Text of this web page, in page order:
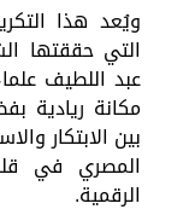
ويُعد هذا
التي حققتها
عبد اللطيف
مكانة ريادية
بين الابتكار
المصري في
الرقمية.